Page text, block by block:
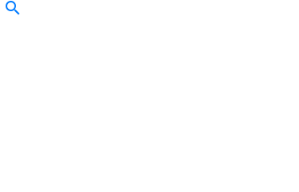
search